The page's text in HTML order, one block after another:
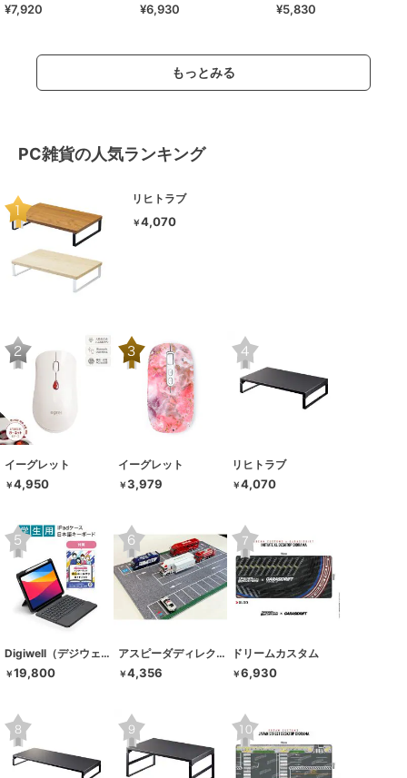
¥7,920 ¥6,930 ¥5,830
もっとみる
PC雑貨の人気ランキング
リヒトラブ
￥4,070
イーグレット
￥4,950
イーグレット
￥3,979
リヒトラブ
￥4,070
Digiwell（デジウェル）
￥19,800
アスピーダディレクション
￥4,356
ドリームカスタム
￥6,930